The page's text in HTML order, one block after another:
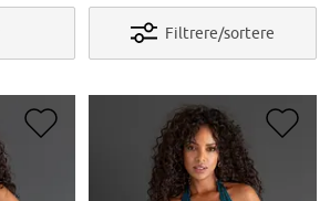
Filtrere/sortere